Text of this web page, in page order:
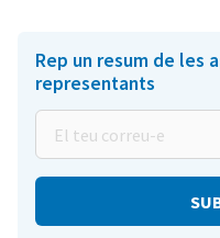
Rep un resum de les
representants
teu
correu-